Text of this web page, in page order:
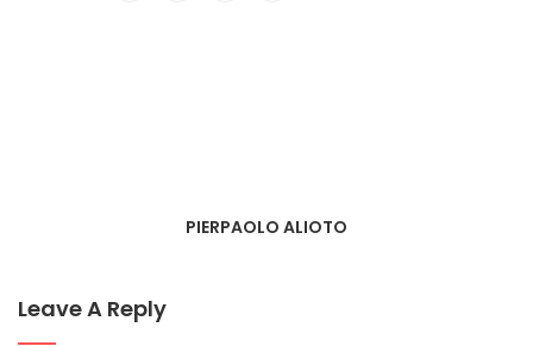
PIERPAOLO ALIOTO
Leave A Reply